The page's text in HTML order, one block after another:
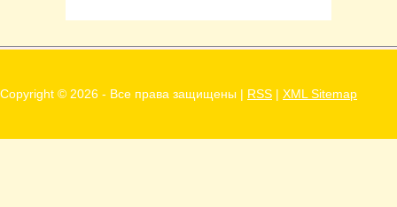
Copyright © 2026 - Все права защищены | RSS | XML Sitemap